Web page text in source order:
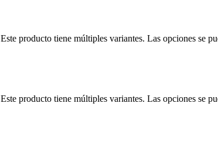
Este producto tiene múltiples variantes. Las opciones se
Este producto tiene múltiples variantes. Las opciones se